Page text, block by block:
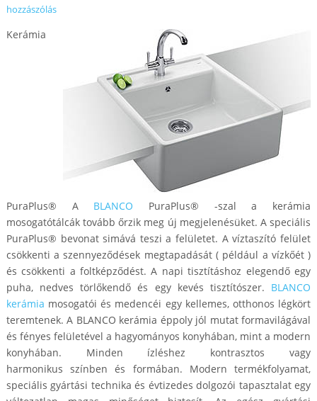
hozzászólás
Kerámia
PuraPlus® A BLANCO PuraPlus® -szal a kerámia
mosogatótálcák tovább őrzik meg új megjelenésüket. A speciális
PuraPlus® bevonat simává teszi a felületet. A víztaszító felület
csökkenti a szennyeződések megtapadását ( például a vízkőét )
és csökkenti a foltképződést. A napi tisztításhoz elegendő egy
puha, nedves törlőkendő és egy kevés tisztítószer. BLANCO
kerámia mosogatói és medencéi egy kellemes, otthonos légkört
teremtenek. A BLANCO kerámia éppoly jól mutat formavilágával
és fényes felületével a hagyományos konyhában, mint a modern
konyhában. Minden ízléshez kontrasztos vagy
harmonikus színben és formában. Modern termékfolyamat,
speciális gyártási technika és évtizedes dolgozói tapasztalat egy